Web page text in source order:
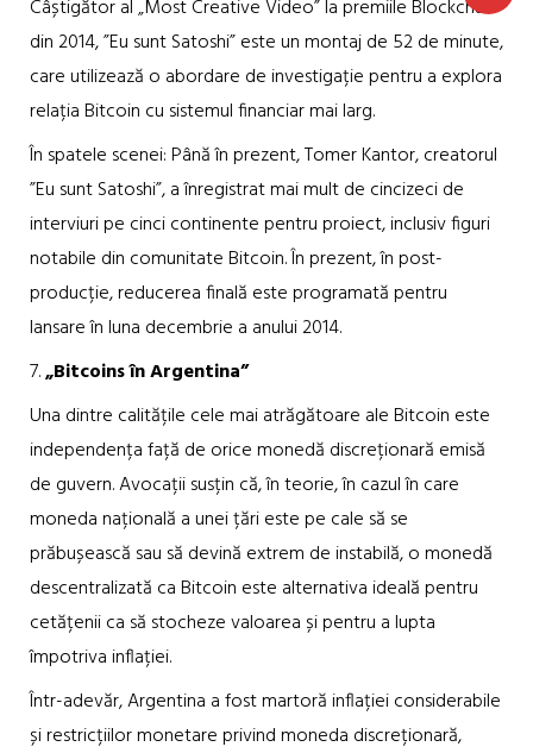
Câștigător al „Most Creative Video” la premiile Blockchain
din 2014, ”Eu sunt Satoshi” este un montaj de 52 de minute,
care utilizează o abordare de investigație pentru a explora
relația Bitcoin cu sistemul financiar mai larg.
În spatele scenei: Până în prezent, Tomer Kantor, creatorul
”Eu sunt Satoshi”, a înregistrat mai mult de cincizeci de
interviuri pe cinci continente pentru proiect, inclusiv figuri
notabile din comunitate Bitcoin. În prezent, în post-
producție, reducerea finală este programată pentru
lansare în luna decembrie a anului 2014.
7.„Bitcoins în Argentina”
Una dintre calitățile cele mai atrăgătoare ale Bitcoin este
independența față de orice monedă discreționară emisă
de guvern. Avocații susțin că, în teorie, în cazul în care
moneda națională a unei țări este pe cale să se
prăbușească sau să devină extrem de instabilă, o monedă
descentralizată ca Bitcoin este alternativa ideală pentru
cetățenii ca să stocheze valoarea și pentru a lupta
împotriva inflației.
Într-adevăr, Argentina a fost martoră inflației considerabile
și restricțiilor monetare privind moneda discreționară,